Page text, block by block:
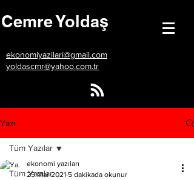
Cemre Yoldaş
ekonomiyazilari@gmail.com
yoldascmr@yahoo.com.tr
Yazı
Tüm Yazılar
Tüm Yazılar
ekonomi yazıları
29 Mar 2021 5 dakikada okunur